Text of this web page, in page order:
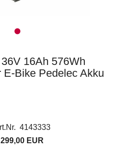
16Ah 576Wh
E-Bike Pedelec Akku
4143333
299,00 EUR